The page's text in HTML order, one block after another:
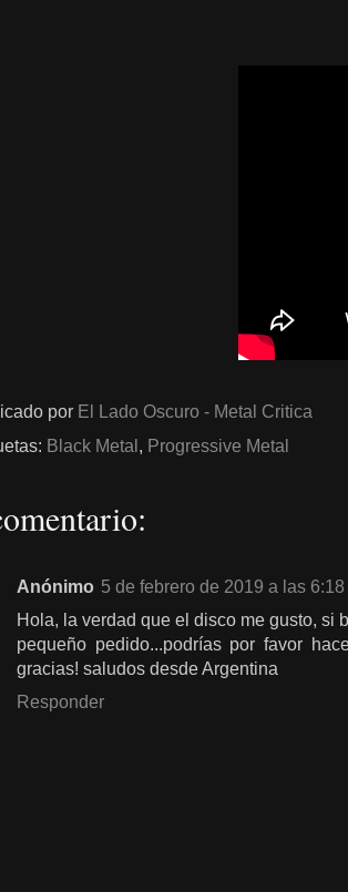
por El Lado Oscuro - Metal Critica
Black Metal , Progressive Metal
Anónimo 5 de febrero de 2019 a las 6:18
Hola, la verdad que el disco me gusto, si
pequeño pedido...podrías por favor
gracias! saludos desde Argentina
Responder